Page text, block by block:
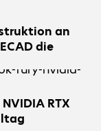
an
die
RTX